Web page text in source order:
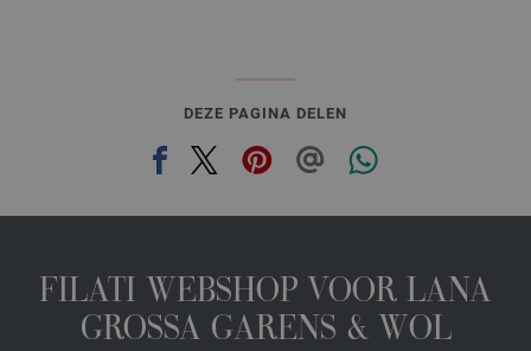
DEZE PAGINA DELEN
FILATI WEBSHOP VOOR LANA
GROSSA GARENS & WOL